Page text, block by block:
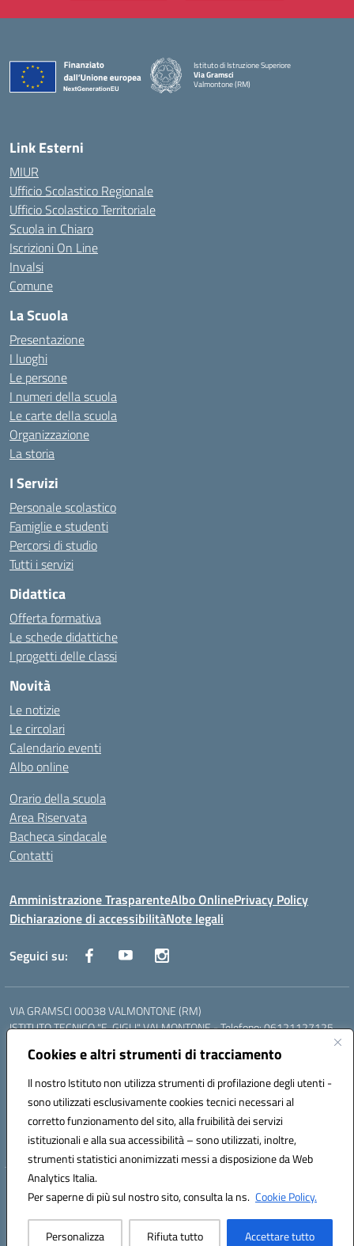
Cookies e altri strumenti di tracciamento
Il nostro Istituto non utilizza strumenti di profilazione degli utenti -
sono utilizzati esclusivamente cookies tecnici necessari al
corretto funzionamento del sito, alla fruibilità dei servizi
istituzionali e alla sua accessibilità – sono utilizzati, inoltre,
strumenti statistici anonimizzati messi a disposizione da Web
Analytics Italia.
Per saperne di più sul nostro sito, consulta la ns. Cookie Policy.
Personalizza Rifiuta tutto Accettare tutto
Istituto di Istruzione Superiore
Via Gramsci
Valmontone (RM)
Link Esterni
MIUR
Ufficio Scolastico Regionale
Ufficio Scolastico Territoriale
Scuola in Chiaro
Iscrizioni On Line
Invalsi
Comune
La Scuola
Presentazione
I luoghi
Le persone
I numeri della scuola
Le carte della scuola
Organizzazione
La storia
I Servizi
Personale scolastico
Famiglie e studenti
Percorsi di studio
Tutti i servizi
Didattica
Offerta formativa
Le schede didattiche
I progetti delle classi
Novità
Le notizie
Le circolari
Calendario eventi
Albo online
Orario della scuola
Area Riservata
Bacheca sindacale
Contatti
Amministrazione TrasparenteAlbo OnlinePrivacy Policy
Dichiarazione di accessibilitàNote legali
Seguici su:
VIA GRAMSCI 00038 VALMONTONE (RM)
ISTITUTO TECNICO "E. GIGLI" VALMONTONE - Telefono: 06121127125
06121126825
LICEO DELLE SCIENZE UMANE "P.L. NERVI" SEGNI - Telefono:
06121126845
Mail: RMIS099002@istruzione.it - PEC: RMIS099002@pec.istruzione.it
Codice meccanografico: RMIS099002
Codice fiscale: 95036960581
Hosting & Powered by 3D Solution S.r.l.
Concept & Design by Designers Italia